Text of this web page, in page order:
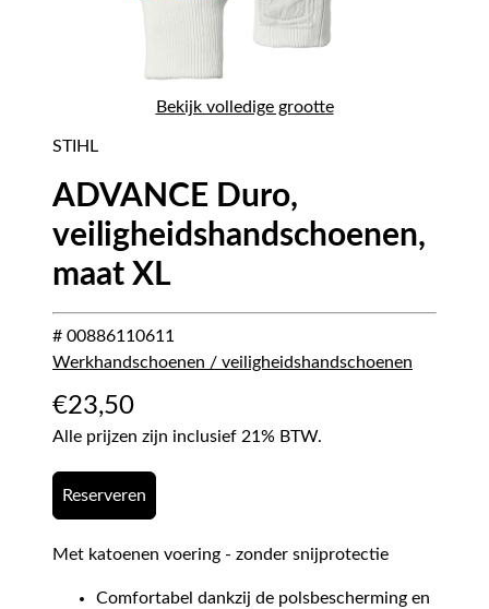
Bekijk volledige grootte
STIHL
ADVANCE Duro,
veiligheidshandschoenen,
maat XL
# 00886110611
Werkhandschoenen / veiligheidshandschoenen
€23,50
Alle prijzen zijn inclusief 21% BTW.
Reserveren
Met katoenen voering - zonder snijprotectie
Comfortabel dankzij de polsbescherming en